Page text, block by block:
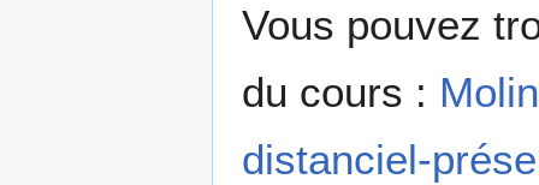
Vous pouvez
du cours :
distanciel-